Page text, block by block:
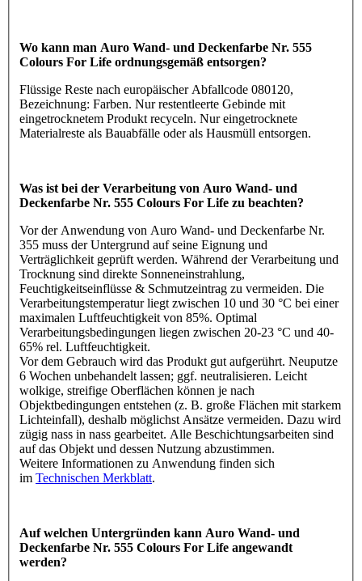
Wo kann man Auro Wand- und Deckenfarbe Nr. 555
Colours For Life ordnungsgemäß entsorgen?
Flüssige Reste nach europäischer Abfallcode 080120,
Bezeichnung: Farben. Nur restentleerte Gebinde mit
eingetrocknetem Produkt recyceln. Nur eingetrocknete
Materialreste als Bauabfälle oder als Hausmüll entsorgen.
Was ist bei der Verarbeitung von Auro Wand- und
Deckenfarbe Nr. 555 Colours For Life zu beachten?
Vor der Anwendung von Auro Wand- und Deckenfarbe Nr.
355 muss der Untergrund auf seine Eignung und
Verträglichkeit geprüft werden. Während der Verarbeitung und
Trocknung sind direkte Sonneneinstrahlung,
Feuchtigkeitseinflüsse & Schmutzeintrag zu vermeiden. Die
Verarbeitungstemperatur liegt zwischen 10 und 30 °C bei einer
maximalen Luftfeuchtigkeit von 85%. Optimal
Verarbeitungsbedingungen liegen zwischen 20-23 °C und 40-
65% rel. Luftfeuchtigkeit.
Vor dem Gebrauch wird das Produkt gut aufgerührt. Neuputze
6 Wochen unbehandelt lassen; ggf. neutralisieren. Leicht
wolkige, streifige Oberflächen können je nach
Objektbedingungen entstehen (z. B. große Flächen mit starkem
Lichteinfall), deshalb möglichst Ansätze vermeiden. Dazu wird
zügig nass in nass gearbeitet. Alle Beschichtungsarbeiten sind
auf das Objekt und dessen Nutzung abzustimmen.
Weitere Informationen zu Anwendung finden sich
im Technischen Merkblatt.
Auf welchen Untergründen kann Auro Wand- und
Deckenfarbe Nr. 555 Colours For Life angewandt
werden?